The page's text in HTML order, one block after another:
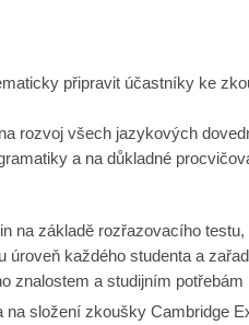
připravit účastníky ke
rozvoj všech jazykových
a na důkladné
na základě rozřazovacího
úroveň každého studenta a
znalostem a studijním potřebám
na složení zkoušky Cambridge